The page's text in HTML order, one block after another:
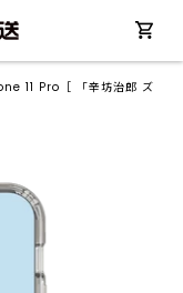
11 Pro［ 「辛坊治郎 ズ